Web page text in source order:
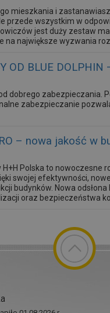
mieszkania i
przede wszystkim w
jest duży zestaw
na największe wyzwania
OD BLUE
dobrego
zabezpieczanie
– nowa jakość w
H+H Polska to
swojej efektywności,
budynków. Nowa
oraz bezpieczeństwa